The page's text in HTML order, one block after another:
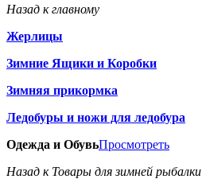
Назад к главному
Жерлицы
Зимние Ящики и Коробки
Зимняя прикормка
Ледобуры и ножи для ледобура
Одежда и ОбувьПросмотреть
Назад к Товары для зимней рыбалки